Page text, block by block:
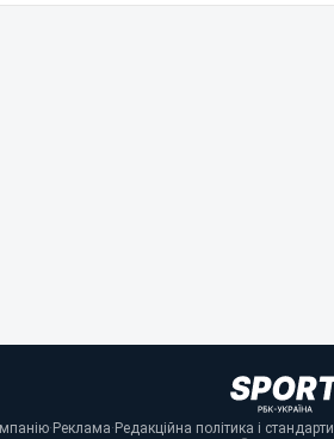
· Реклама· Редакційна політика і стандарти